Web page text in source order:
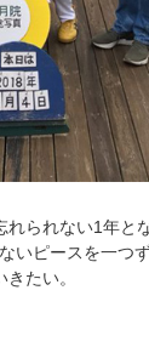
られない1年と
いピースを一つ
たい。